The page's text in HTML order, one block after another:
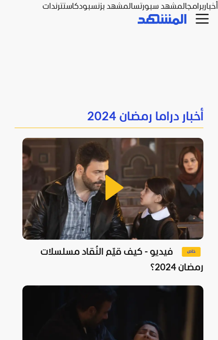
أخباربرامجالمشهد سبورتسالمشهد بزنسبودكاستترندات
أخبار دراما رمضان 2024
فيديو - كيف قيّم النُقاد مسلسلات
رمضان 2024؟